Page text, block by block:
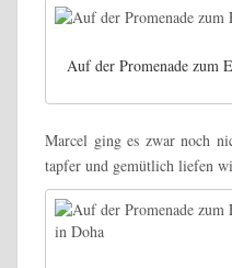
Auf der Promenade zum
Marcel ging es zwar noch
tapfer und gemütlich liefen